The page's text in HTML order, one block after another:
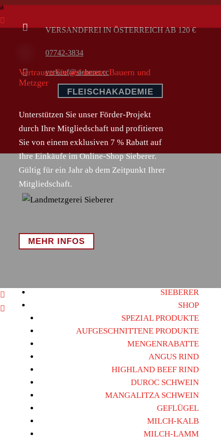
 VERSANDFREI IN ÖSTERREICH AB 120 €
07742-3834
 verkauf@sieberer.cc
FLEISCHAKADEMIE
SIEBERER
SHOP
SPEZIAL PRODUKTE
AUFGESCHNITTENE PRODUKTE
MENGENRABATTE
ANGUS RIND
HIGHLAND BEEF RIND
DUROC SCHWEIN
MANGALITZA SCHWEIN
GEFLÜGEL
MILCH-KALB
MILCH-LAMM
a

Vertrauen Sie auf unsere Bauern und
Metzger
Unterstützen Sie unser Förder-Projekt
durch Ihre Mitgliedschaft und profitieren
Sie von einem exklusiven 7 % Rabatt auf
Ihre Einkäufe im Online-Shop Sieberer.
Gültig für ein Jahr ab dem Zeitpunkt Ihrer
Mitgliedschaft.
MEHR INFOS

